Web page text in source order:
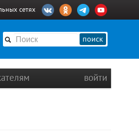
сетях
поиск
войти